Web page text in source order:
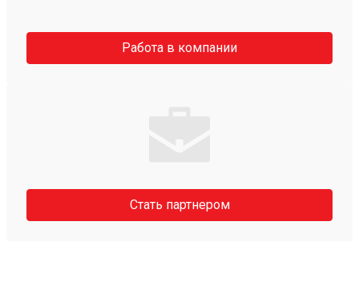
Работа в компании
Стать партнером